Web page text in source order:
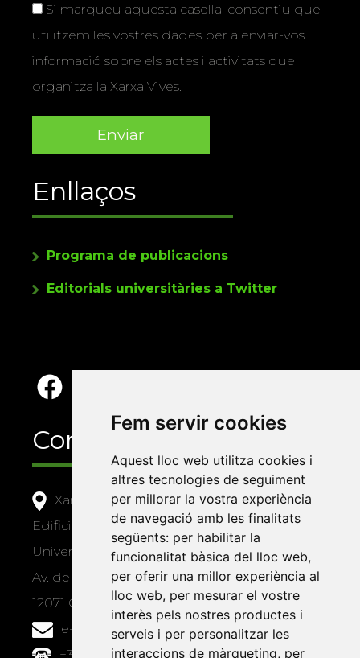
Fem servir cookies
Aquest lloc web utilitza cookies i
altres tecnologies de seguiment
per millorar la vostra experiència
de navegació amb les finalitats
següents: per habilitar la
funcionalitat bàsica del lloc web,
per oferir una millor experiència al
lloc web, per mesurar el vostre
interès pels nostres productes i
serveis i per personalitzar les
interaccions de màrqueting, per
Si marqueu aquesta casella, consentiu que
utilitzem les vostres dades per a enviar-vos
informació sobre els actes i activitats que
organitza la Xarxa Vives.
Enllaços
Programa de publicacions
Editorials universitàries a Twitter
Contacte
Xarxa Vives d'Universitats
Edifici Àgora
Universitat Jaume I, local 10
Av. de Vicent Sos Baynat, s/n
12071 Castelló de la Plana
e-buc@vives.org
+34 964 72 89 93